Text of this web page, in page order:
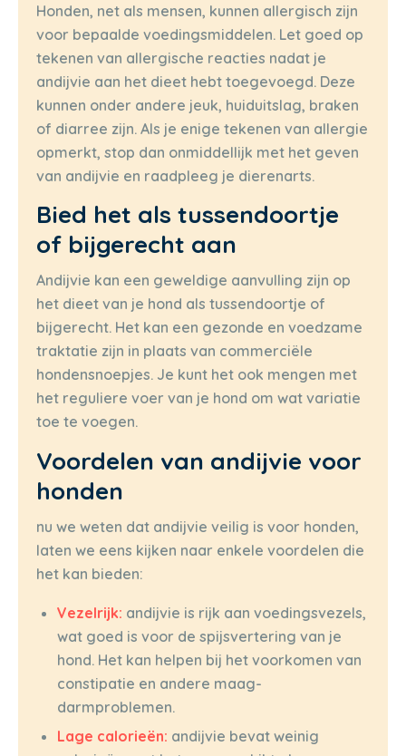
Honden, net als mensen, kunnen allergisch zijn
voor bepaalde voedingsmiddelen. Let goed op
tekenen van allergische reacties nadat je
andijvie aan het dieet hebt toegevoegd. Deze
kunnen onder andere jeuk, huiduitslag, braken
of diarree zijn. Als je enige tekenen van allergie
opmerkt, stop dan onmiddellijk met het geven
van andijvie en raadpleeg je dierenarts.
Bied het als tussendoortje
of bijgerecht aan
Andijvie kan een geweldige aanvulling zijn op
het dieet van je hond als tussendoortje of
bijgerecht. Het kan een gezonde en voedzame
traktatie zijn in plaats van commerciële
hondensnoepjes. Je kunt het ook mengen met
het reguliere voer van je hond om wat variatie
toe te voegen.
Voordelen van andijvie voor
honden
nu we weten dat andijvie veilig is voor honden,
laten we eens kijken naar enkele voordelen die
het kan bieden:
Vezelrijk: andijvie is rijk aan voedingsvezels,
wat goed is voor de spijsvertering van je
hond. Het kan helpen bij het voorkomen van
constipatie en andere maag-
darmproblemen.
Lage calorieën: andijvie bevat weinig